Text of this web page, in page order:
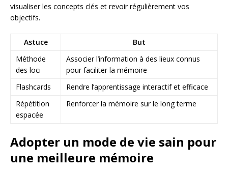
visualiser les concepts clés et revoir régulièrement vos
objectifs.
Astuce
But
Méthode
des loci
Associer l’information à des lieux connus
pour faciliter la mémoire
Flashcards
Rendre l’apprentissage interactif et efficace
Répétition
espacée
Renforcer la mémoire sur le long terme
Adopter un mode de vie sain pour
une meilleure mémoire